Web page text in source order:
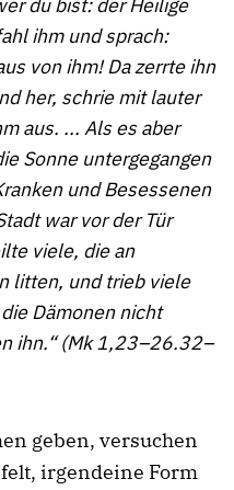
du bist: der Heilige
ihm und sprach:
von ihm! Da zerrte ihn
her, schrie mit lauter
aus. ... Als es aber
Sonne untergegangen
und Besessenen
war vor der Tür
viele, die an
litten, und trieb viele
Dämonen nicht
ihn.“ (Mk 1,23–26.32–
geben, versuchen
irgendeine Form